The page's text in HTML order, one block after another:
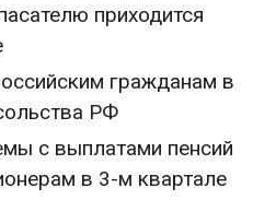
приходится
гражданам в
РФ
с выплатами пенсий
в 3-м квартале